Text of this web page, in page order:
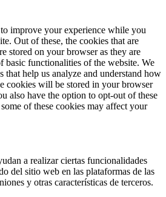
improve your experience while you
Out of these, the cookies that are
stored on your browser as they are
basic functionalities of the website. We
that help us analyze and understand how
cookies will be stored in your browser
also have the option to opt-out of these
of these cookies may affect your
a realizar ciertas funcionalidades
del sitio web en las plataformas de las
y otras características de terceros.